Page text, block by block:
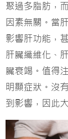
聚過多脂肪，
因素無關。當
影響肝功能，
肝臟纖維化、
臟衰竭。值得
明顯症狀。沒
到影響，因此